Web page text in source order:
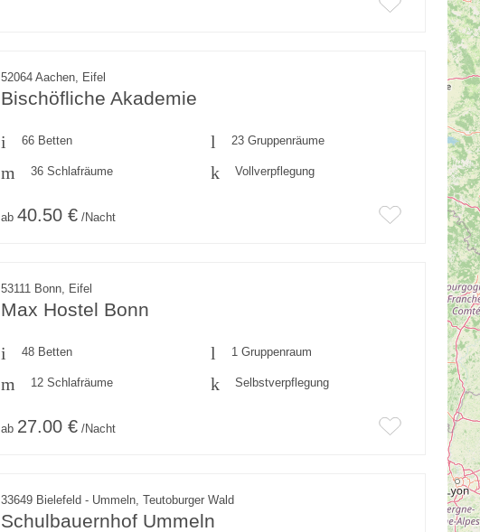
52064 Aachen, Eifel
Bischöfliche Akademie
66 Betten 23 Gruppenräume
36 Schlafräume Vollverpflegung
ab 40.50 € /Nacht
53111 Bonn, Eifel
Max Hostel Bonn
48 Betten 1 Gruppenraum
12 Schlafräume Selbstverpflegung
ab 27.00 € /Nacht
33649 Bielefeld - Ummeln, Teutoburger Wald
Schulbauernhof Ummeln